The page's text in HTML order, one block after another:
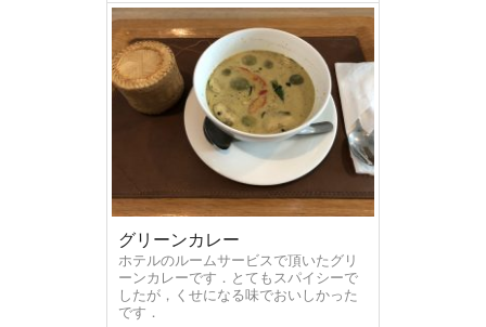
グリーンカレー
ホテルのルームサービスで頂いたグリ
ーンカレーです．とてもスパイシーで
したが，くせになる味でおいしかった
です．